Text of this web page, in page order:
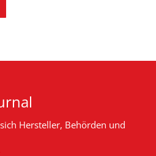
Hersteller, Behörden und